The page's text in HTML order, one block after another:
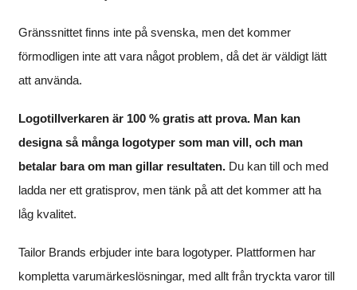
Gränssnittet finns inte på svenska, men det kommer
förmodligen inte att vara något problem, då det är väldigt lätt
att använda.
Logotillverkaren är 100 % gratis att prova. Man kan
designa så många logotyper som man vill, och man
betalar bara om man gillar resultaten. Du kan till och med
ladda ner ett gratisprov, men tänk på att det kommer att ha
låg kvalitet.
Tailor Brands erbjuder inte bara logotyper. Plattformen har
kompletta varumärkeslösningar, med allt från tryckta varor till